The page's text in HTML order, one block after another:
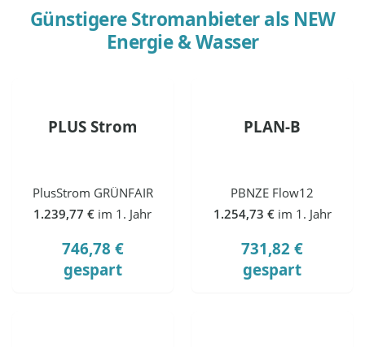
Günstigere Stromanbieter als NEW
Energie & Wasser
PLUS Strom
PlusStrom GRÜNFAIR
1.239,77 € im 1. Jahr
746,78 €
gespart
PLAN-B
PBNZE Flow12
1.254,73 € im 1. Jahr
731,82 €
gespart